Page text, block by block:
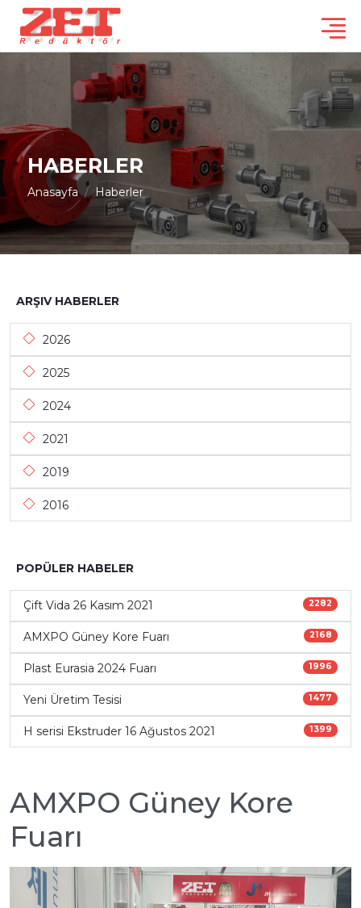
HABERLER
Anasayfa Haberler
ARŞIV HABERLER
2026
2025
2024
2021
2019
2016
POPÜLER HABELER
Çift Vida 26 Kasım 2021 2282
AMXPO Güney Kore Fuarı 2168
Plast Eurasia 2024 Fuarı 1996
Yeni Üretim Tesisi 1477
H serisi Ekstruder 16 Ağustos 2021 1399
AMXPO Güney Kore
Fuarı